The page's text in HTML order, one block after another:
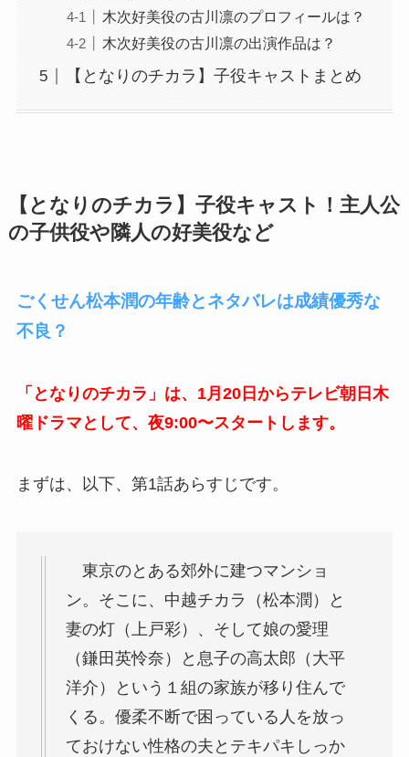
木次好美役の古川凛のプロフィールは？
木次好美役の古川凛の出演作品は？
【となりのチカラ】子役キャストまとめ
【となりのチカラ】子役キャスト！主人公
の子供役や隣人の好美役など
ごくせん松本潤の年齢とネタバレは成績優秀な
不良？
「となりのチカラ」は、1月20日からテレビ朝日木
曜ドラマとして、夜9:00〜スタートします。
まずは、以下、第1話あらすじです。
東京のとある郊外に建つマンショ
ン。そこに、 中越チカラ（松本潤）
と
妻の灯（上戸彩） 、そして娘の愛理
（鎌田英怜奈）
と息子の高太郎（大平
洋介）
という１組の家族が移り住んで
くる。優柔不断で困っている人を放っ
ておけない性格の夫とテキパキしっか